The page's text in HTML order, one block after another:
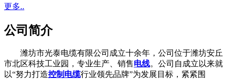
更多..
公司简介
潍坊市光泰电缆有限公司成立十余年，公司位于潍坊安丘
市北区科技工业园，专业生产、销售电线。公司自成立以来就
以“努力打造控制电缆行业领先品牌”为发展目标，紧紧围